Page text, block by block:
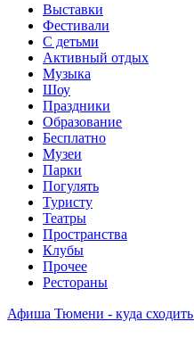
Выставки
Фестивали
С детьми
Активный отдых
Музыка
Шоу
Праздники
Образование
Бесплатно
Музеи
Парки
Погулять
Туристу
Театры
Пространства
Клубы
Прочее
Рестораны
Афиша Тюмени - куда сходить